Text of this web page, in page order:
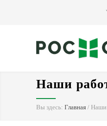
Наши
Вы здесь: Главная / Наши